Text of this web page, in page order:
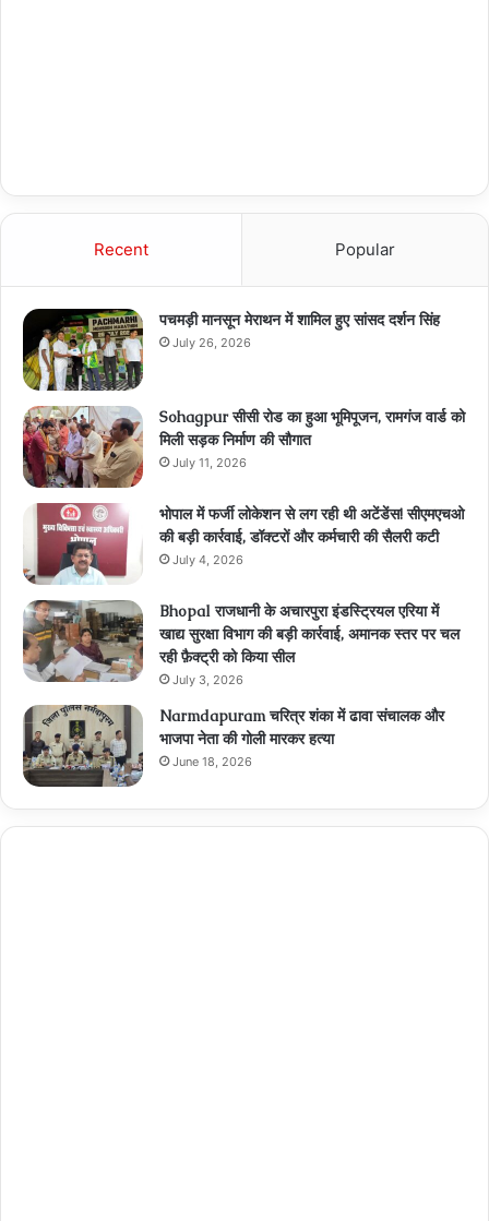
Recent Popular
पचमड़ी मानसून मेराथन में शामिल हुए सांसद दर्शन सिंह
July 26, 2026
Sohagpur सीसी रोड का हुआ भूमिपूजन, रामगंज वार्ड को
मिली सड़क निर्माण की सौगात
July 11, 2026
भोपाल में फर्जी लोकेशन से लग रही थी अटेंडेंस! सीएमएचओ
की बड़ी कार्रवाई, डॉक्टरों और कर्मचारी की सैलरी कटी
July 4, 2026
Bhopal राजधानी के अचारपुरा इंडस्ट्रियल एरिया में
खाद्य सुरक्षा विभाग की बड़ी कार्रवाई, अमानक स्तर पर चल
रही फ़ैक्ट्री को किया सील
July 3, 2026
Narmdapuram चरित्र शंका में ढावा संचालक और
भाजपा नेता की गोली मारकर हत्या
June 18, 2026